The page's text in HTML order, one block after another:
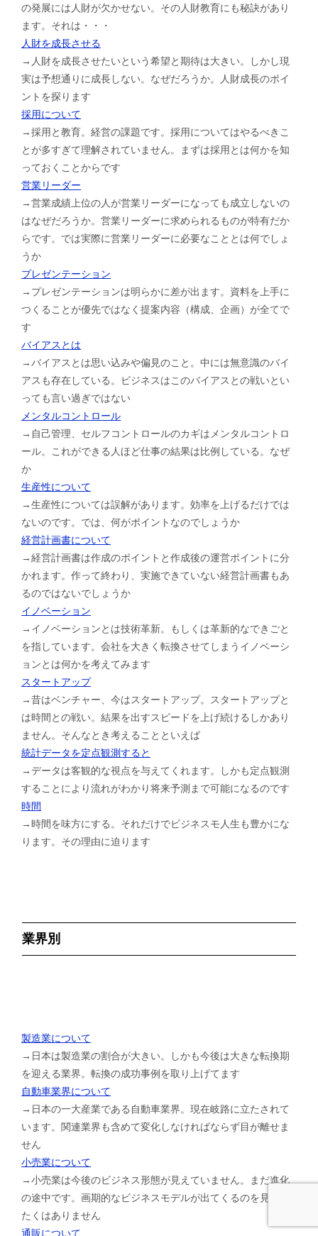
の発展には人財が欠かせない。その人財教育にも秘訣があり
ます。それは・・・
人財を成長させる
→人財を成長させたいという希望と期待は大きい。しかし現
実は予想通りに成長しない。なぜだろうか。人財成長のポイ
ントを探ります
採用について
→採用と教育。経営の課題です。採用についてはやるべきこ
とが多すぎて理解されていません。まずは採用とは何かを知
っておくことからです
営業リーダー
→営業成績上位の人が営業リーダーになっても成立しないの
はなぜだろうか。営業リーダーに求められるものが特有だか
らです。では実際に営業リーダーに必要なこととは何でしょ
うか
プレゼンテーション
→プレゼンテーションは明らかに差が出ます。資料を上手に
つくることが優先ではなく提案内容（構成、企画）が全てで
す
バイアスとは
→バイアスとは思い込みや偏見のこと。中には無意識のバイ
アスも存在している。ビジネスはこのバイアスとの戦いとい
っても言い過ぎではない
メンタルコントロール
→自己管理、セルフコントロールのカギはメンタルコントロ
ール。これができる人ほど仕事の結果は比例している。なぜ
か
生産性について
→生産性については誤解があります。効率を上げるだけでは
ないのです。では、何がポイントなのでしょうか
経営計画書について
→経営計画書は作成のポイントと作成後の運営ポイントに分
かれます。作って終わり、実施できていない経営計画書もあ
るのではないでしょうか
イノベーション
→イノベーションとは技術革新。もしくは革新的なできごと
を指しています。会社を大きく転換させてしまうイノベーシ
ョンとは何かを考えてみます
スタートアップ
→昔はベンチャー、今はスタートアップ。スタートアップと
は時間との戦い。結果を出すスピードを上げ続けるしかあり
ません。そんなとき考えることといえば
統計データを定点観測すると
→データは客観的な視点を与えてくれます。しかも定点観測
することにより流れがわかり将来予測まで可能になるのです
時間
→時間を味方にする。それだけでビジネスモ人生も豊かにな
ります。その理由に迫ります
業界別
製造業について
→日本は製造業の割合が大きい。しかも今後は大きな転換期
を迎える業界。転換の成功事例を取り上げてます
自動車業界について
→日本の一大産業である自動車業界。現在岐路に立たされて
います。関連業界も含めて変化しなければならず目が離せま
せん
小売業について
→小売業は今後のビジネス形態が見えていません。まだ進化
の途中です。画期的なビジネスモデルが出てくるのを見逃し
たくはありません
通販について